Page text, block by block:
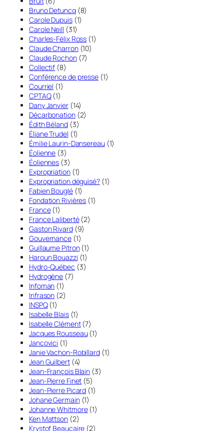
Bruno Detuncq(8)
Carole Dupuis(1)
Carole Neill (31)
Charles-Félix Ross (1)
Claude Charron(10)
Claude Rochon(7)
Collectif (8)
Conférence de presse (1)
Courriel (1)
CPTAQ(1)
Dany Janvier(14)
Décarbonation(2)
Édith Béland(3)
Éliane Trudel (1)
Émilie Laurin-Dansereau(1)
Éolienne (3)
Éoliennes (3)
Expropriation(1)
Expropriation déguisé?(1)
Fabien Bouglé(1)
Fondation Rivières (1)
France(1)
France Laliberté(2)
Gaston Rivard(9)
Gouvernance(1)
Guillaume Pitron(1)
Haroun Bouazzi (1)
Hydro-Québec (3)
Hydrogène (7)
Infoman (1)
Infrason (2)
INSPQ(1)
Isabelle Blais(1)
Isabelle Clément(7)
Jacques Rousseau(1)
Jancovici (1)
Janie Vachon-Robillard(1)
Jean Guilbert(4)
Jean-François Blain (3)
Jean-Pierre Finet (5)
Jean-Pierre Picard (1)
Johane Germain(1)
Johanne Whitmore(1)
Ken Mattson(2)
Krystof Beaucaire (2)